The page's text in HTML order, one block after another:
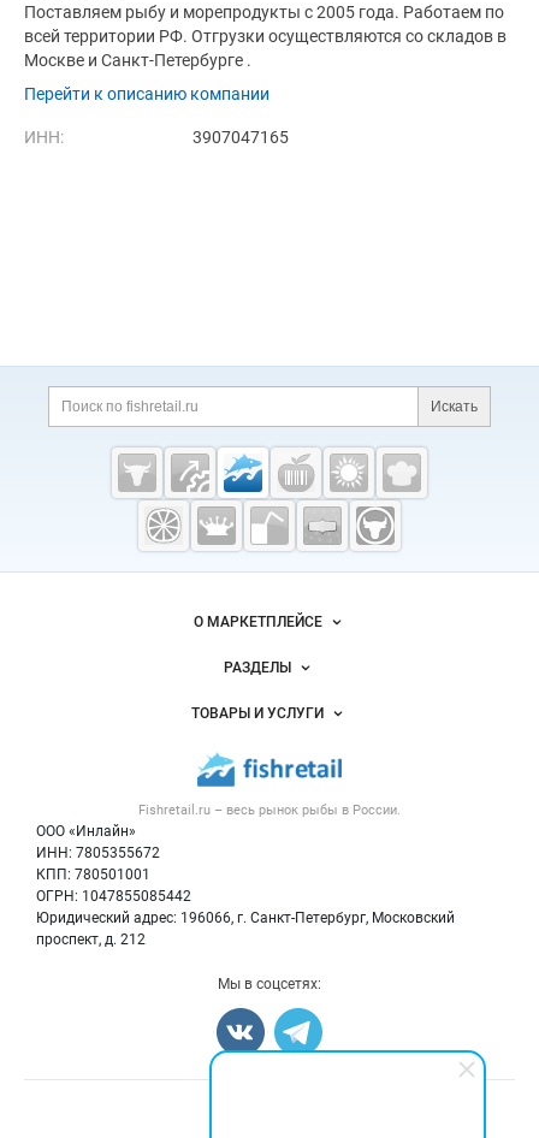
Поставляем рыбу и морепродукты с 2005 года. Работаем по
всей территории РФ. Отгрузки осуществляются со складов в
Москве и Санкт-Петербурге .
Перейти к описанию компании
ИНН: 3907047165
Дополнительная информация
Поиск по сайту и
Искать
Cсылки на полезные проекты
Fishretail.ru —
рыба,
морепродукты
Важные разделы и контакты
Fishretail.ru – весь рынок рыбы в России.
ООО «Инлайн»
ИНН: 7805355672
КПП: 780501001
ОГРН: 1047855085442
Юридический адрес: 196066, г. Санкт-Петербург, Московский
проспект, д. 212
Навигация по сайтуО МАРКЕТПЛЕЙСЕ
Новости Fishretail.ru
Размещение рекламы
Публичная оферта
Контактная информация
Политика обработки персональных данных
РАЗДЕЛЫ
Объявления
Новости рынка
Блог
ТОВАРЫ И УСЛУГИ
Рыба
Икра
Мы в соцсетях: